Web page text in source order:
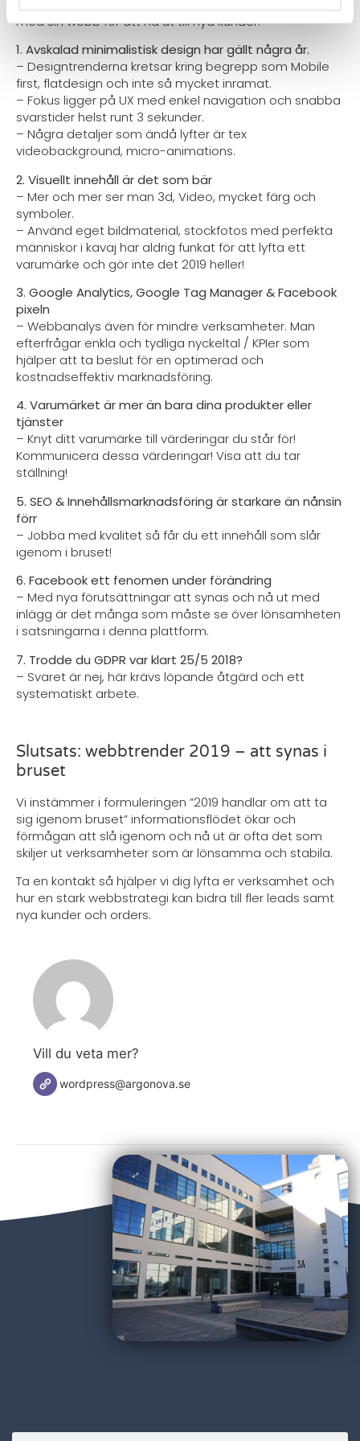
med sin webb för att nå ut till nya kunder.
1. Avskalad minimalistisk design har gällt några år.
– Designtrenderna kretsar kring begrepp som Mobile
first, flatdesign och inte så mycket inramat.
– Fokus ligger på UX med enkel navigation och snabba
svarstider helst runt 3 sekunder.
– Några detaljer som ändå lyfter är tex
videobackground, micro-animations.
2. Visuellt innehåll är det som bär
– Mer och mer ser man 3d, Video, mycket färg och
symboler.
– Använd eget bildmaterial, stockfotos med perfekta
människor i kavaj har aldrig funkat för att lyfta ett
varumärke och gör inte det 2019 heller!
3. Google Analytics, Google Tag Manager & Facebook
pixeln
– Webbanalys även för mindre verksamheter. Man
efterfrågar enkla och tydliga nyckeltal / KPIer som
hjälper att ta beslut för en optimerad och
kostnadseffektiv marknadsföring.
4. Varumärket är mer än bara dina produkter eller
tjänster
– Knyt ditt varumärke till värderingar du står för!
Kommunicera dessa värderingar! Visa att du tar
ställning!
5. SEO & Innehållsmarknadsföring är starkare än nånsin
förr
– Jobba med kvalitet så får du ett innehåll som slår
igenom i bruset!
6. Facebook ett fenomen under förändring
– Med nya förutsättningar att synas och nå ut med
inlägg är det många som måste se över lönsamheten
i satsningarna i denna plattform.
7. Trodde du GDPR var klart 25/5 2018?
– Svaret är nej, här krävs löpande åtgärd och ett
systematiskt arbete.
Slutsats: webbtrender 2019 – att synas i
bruset
Vi instämmer i formuleringen ”2019 handlar om att ta
sig igenom bruset” informationsflödet ökar och
förmågan att slå igenom och nå ut är ofta det som
skiljer ut verksamheter som är lönsamma och stabila.
Ta en kontakt så hjälper vi dig lyfta er verksamhet och
hur en stark webbstrategi kan bidra till fler leads samt
nya kunder och orders.
Vill du veta mer?
wordpress@argonova.se